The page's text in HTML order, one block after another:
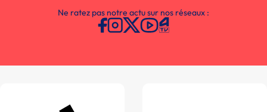
Ne ratez pas notre actu sur nos réseaux :